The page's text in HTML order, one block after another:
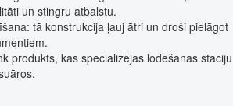
un stingru atbalstu.
tā konstrukcija ļauj ātri un droši pielāgot
produkts, kas specializējas lodēšanas staciju